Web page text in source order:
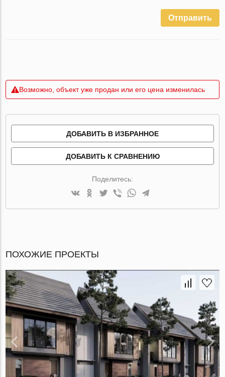
Отправить
Возможно, объект уже продан или его цена изменилась
ДОБАВИТЬ В ИЗБРАННОЕ
ДОБАВИТЬ К СРАВНЕНИЮ
Поделитесь:
ПОХОЖИЕ ПРОЕКТЫ